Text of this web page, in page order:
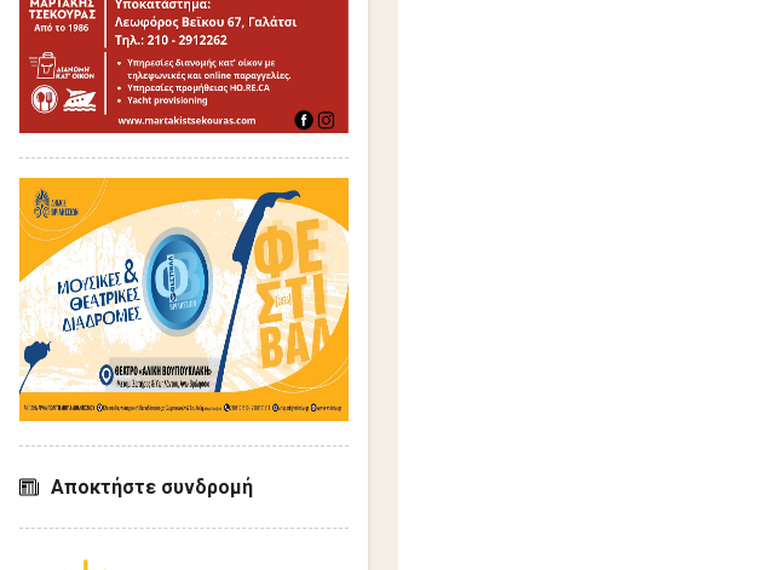
Αποκτήστε συνδρομή